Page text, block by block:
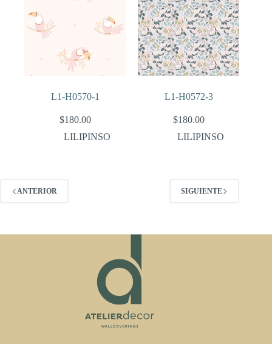
L1-H0570-1
$180.00
LILIPINSO
L1-H0572-3
$180.00
LILIPINSO
ANTERIOR SIGUIENTE